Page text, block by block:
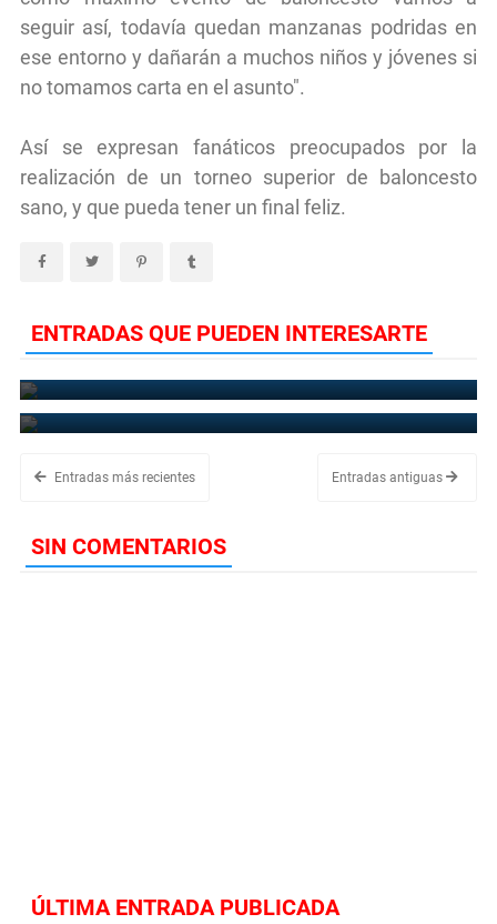
seguir así, todavía quedan manzanas podridas en
ese entorno y dañarán a muchos niños y jóvenes si
no tomamos carta en el asunto".
Así se expresan fanáticos preocupados por la
realización de un torneo superior de baloncesto
sano, y que pueda tener un final feliz.
ENTRADAS QUE PUEDEN INTERESARTE
Licey propina paliza a Águilas Cibaeñas en duelo de líderes
MLB y FCB realizan visitas a comunidades de la región Sur
October 25, 2022
Entradas más recientes Entradas antiguas
SIN COMENTARIOS
ÚLTIMA ENTRADA PUBLICADA